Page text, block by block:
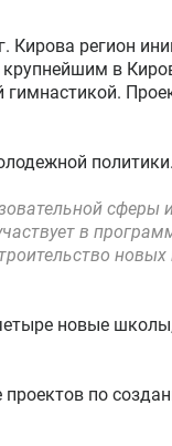
Кирова регион
крупнейшим в
гимнастикой.
политики.
сферы
в
новые
проектов по